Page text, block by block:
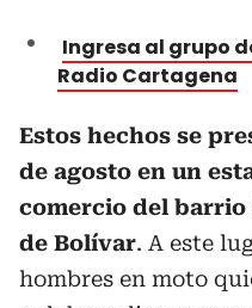
Ingresa al grupo
Radio Cartagena
Estos hechos se
de agosto en un
comercio del barrio
de Bolívar. A este
hombres en moto